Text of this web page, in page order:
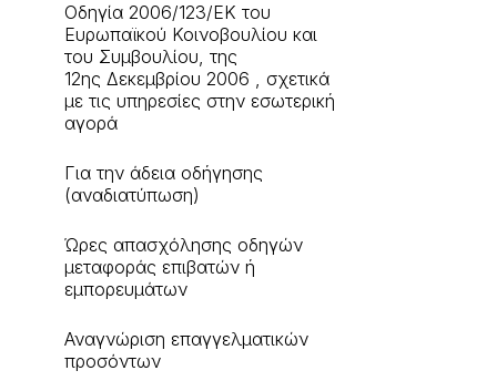
Οδηγία 2006/123/ΕΚ του
Ευρωπαϊκού Κοινοβουλίου και
του Συμβουλίου, της
12ης Δεκεμβρίου 2006 , σχετικά
με τις υπηρεσίες στην εσωτερική
αγορά
Για την άδεια οδήγησης
(αναδιατύπωση)
Ώρες απασχόλησης οδηγών
μεταφοράς επιβατών ή
εμπορευμάτων
Αναγνώριση επαγγελματικών
προσόντων